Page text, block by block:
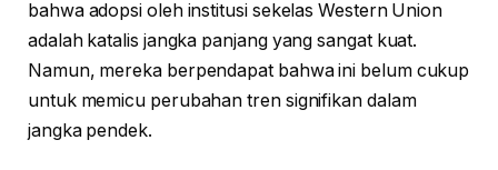
bahwa adopsi oleh institusi sekelas Western Union
adalah katalis jangka panjang yang sangat kuat.
Namun, mereka berpendapat bahwa ini belum cukup
untuk memicu perubahan tren signifikan dalam
jangka pendek.